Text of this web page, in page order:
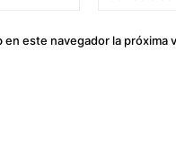
este navegador la próxima